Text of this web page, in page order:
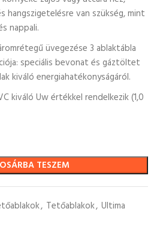
hangszigetelésre van szükség, mint
nappali.
üvegezése 3 ablaktábla
speciális bevonat és gáztöltet
kiváló energiahatékonyságáról.
kiváló Uw értékkel rendelkezik (1,0
TESZEM
, Tetőablakok, Ultima